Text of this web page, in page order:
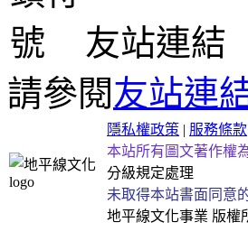
友站連結
請參閱友站連
隱私權政策 | 服務條款
本站所有圖文著作權
分級規定處理
未取得本站書面同意
地平線文化事業 版權